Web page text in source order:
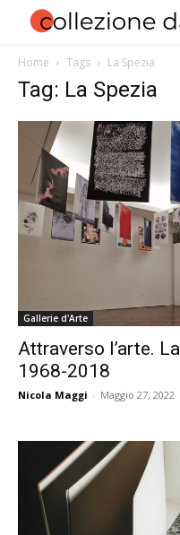
Home Tags La Spezia
Tag: La Spezia
Gallerie d'Arte
Attraverso l’arte.
1968-2018
Nicola Maggi - Maggio 27, 2022